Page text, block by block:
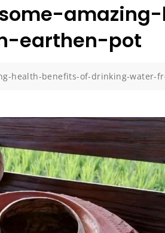
earthen-pot
health-benefits-of-drinking-water-